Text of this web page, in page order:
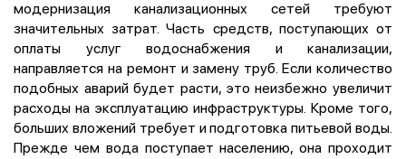
модернизация канализационных сетей требуют
значительных затрат. Часть средств, поступающих от
оплаты услуг водоснабжения и канализации,
направляется на ремонт и замену труб. Если количество
подобных аварий будет расти, это неизбежно увеличит
расходы на эксплуатацию инфраструктуры. Кроме того,
больших вложений требует и подготовка питьевой воды.
Прежде чем вода поступает населению, она проходит